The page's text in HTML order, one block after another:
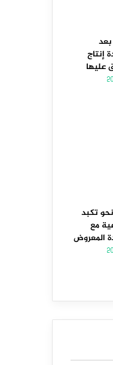
إنتاج
عليها
تكبد
مع
المعروض